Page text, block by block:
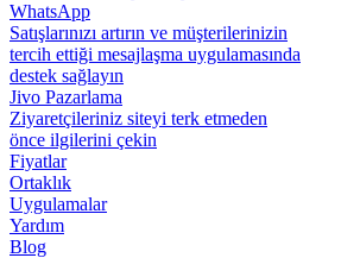
WhatsApp
Satışlarınızı artırın ve müşterilerinizin
tercih ettiği mesajlaşma uygulamasında
destek sağlayın
Jivo Pazarlama
Ziyaretçileriniz siteyi terk etmeden
önce ilgilerini çekin
Fiyatlar
Ortaklık
Uygulamalar
Yardım
Blog